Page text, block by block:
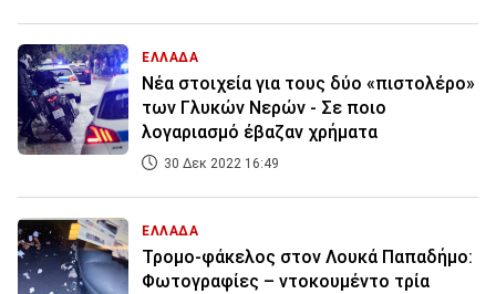
ΕΛΛΑΔΑ
Νέα στοιχεία για τους δύο «πιστολέρο»
των Γλυκών Νερών - Σε ποιο
λογαριασμό έβαζαν χρήματα
30 Δεκ 2022 16:49
ΕΛΛΑΔΑ
Τρομο-φάκελος στον Λουκά Παπαδήμο:
Φωτογραφίες – ντοκουμέντο τρία